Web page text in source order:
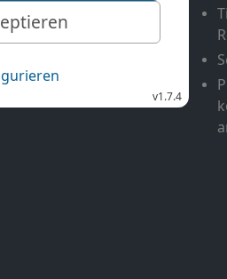
EchtJetzt